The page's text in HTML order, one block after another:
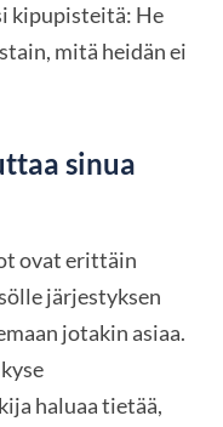
kipupisteitä: He
mitä heidän ei
sinua
ovat erittäin
järjestyksen
jotakin asiaa.
haluaa tietää,